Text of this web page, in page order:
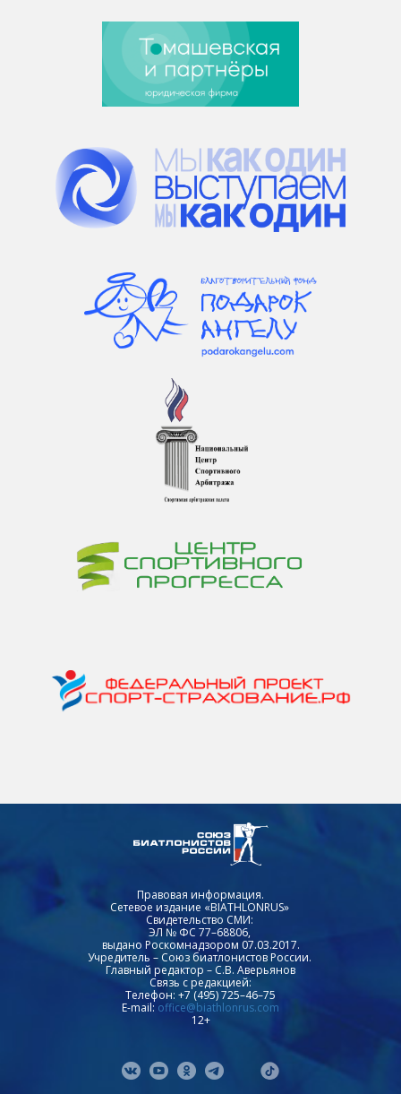
Правовая информация.
Сетевое издание «BIATHLONRUS»
Свидетельство СМИ:
ЭЛ № ФС 77–68806,
выдано Роскомнадзором 07.03.2017.
Учредитель – Союз биатлонистов России.
Главный редактор – С.В. Аверьянов
Связь с редакцией:
Телефон: +7 (495) 725–46–75
E-mail: office@biathlonrus.com
12+